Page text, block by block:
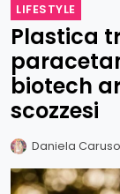
LIFESTYLE
Plastica
biotech
scozzesi
Daniela Caruso